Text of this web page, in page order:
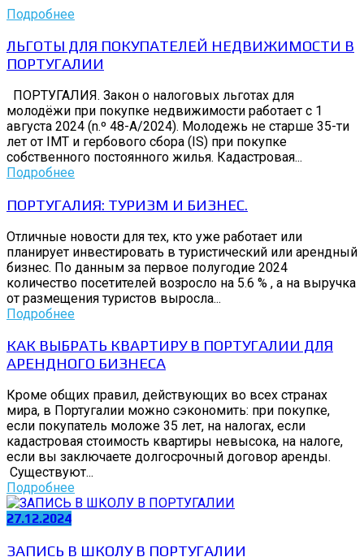
Подробнее
ЛЬГОТЫ ДЛЯ ПОКУПАТЕЛЕЙ НЕДВИЖИМОСТИ В
ПОРТУГАЛИИ
ПОРТУГАЛИЯ. Закон о налоговых льготах для
молодёжи при покупке недвижимости работает с 1
августа 2024 (n.º 48-A/2024). Молодежь не старше 35-ти
лет от IMT и гербового сбора (IS) при покупке
собственного постоянного жилья. Кадастровая...
Подробнее
ПОРТУГАЛИЯ: ТУРИЗМ И БИЗНЕС.
Отличные новости для тех, кто уже работает или
планирует инвестировать в туристический или арендный
бизнес. По данным за первое полугодие 2024
количество посетителей возросло на 5.6 % , а на выручка
от размещения туристов выросла...
Подробнее
КАК ВЫБРАТЬ КВАРТИРУ В ПОРТУГАЛИИ ДЛЯ
АРЕНДНОГО БИЗНЕСА
Кроме общих правил, действующих во всех странах
мира, в Португалии можно сэкономить: при покупке,
если покупатель моложе 35 лет, на налогах, если
кадастровая стоимость квартиры невысока, на налоге,
если вы заключаете долгосрочный договор аренды.
Существуют...
Подробнее
27.12.2024
ЗАПИСЬ В ШКОЛУ В ПОРТУГАЛИИ